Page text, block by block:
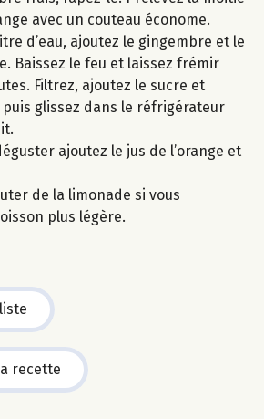
avec un couteau économe.
d’eau, ajoutez le gingembre et le
Baissez le feu et laissez frémir
Filtrez, ajoutez le sucre et
glissez dans le réfrigérateur
ajoutez le jus de l’orange et
de la limonade si vous
plus légère.
recette